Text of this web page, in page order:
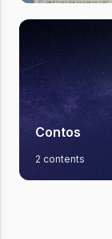
Contos
2 contents